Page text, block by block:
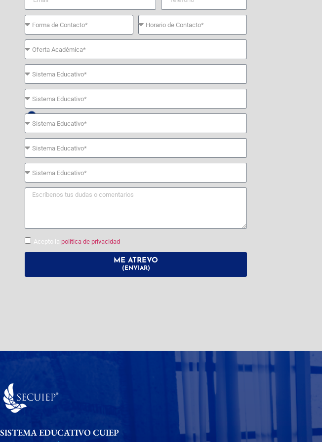
Acepto la política de privacidad
ME ATREVO
(ENVIAR)
SISTEMA EDUCATIVO CUIEP